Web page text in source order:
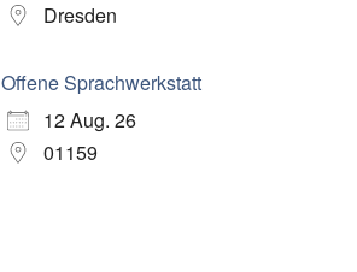
Dresden
Offene Sprachwerkstatt
12 Aug. 26
01159